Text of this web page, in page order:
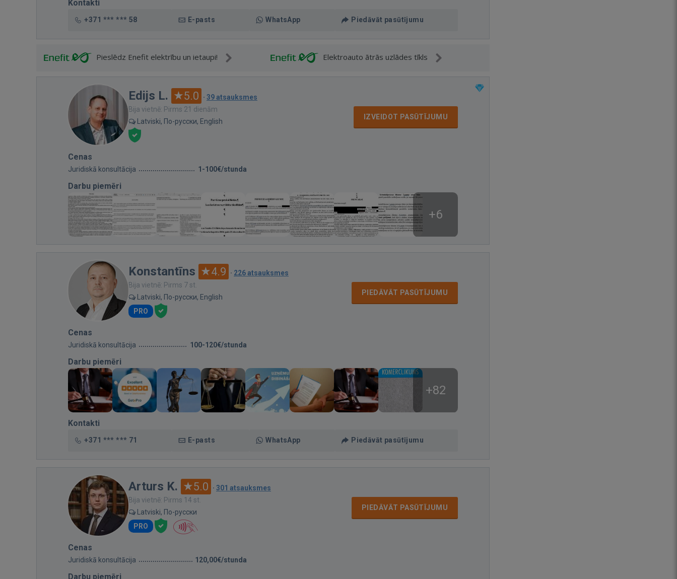
Kontakti
+371 *** *** 58 E-pasts WhatsApp Piedāvāt pasūtījumu
Pieslēdz Enefit elektrību un ietaupi! Elektroauto ātrās uzlādes tīkls
Edijs L. 5.0 · 39 atsauksmes
Bija vietnē: Pirms 21 dienām
Latviski, По-русски, English
IZVEIDOT PASŪTĪJUMU
Cenas
Juridiskā konsultācija 1-100€/stunda
Darbu piemēri
+6
Konstantīns 4.9 · 226 atsauksmes
Bija vietnē: Pirms 7 st.
Latviski, По-русски, English
PRO
PIEDĀVĀT PASŪTĪJUMU
Cenas
Juridiskā konsultācija 100-120€/stunda
Darbu piemēri
+82
Kontakti
+371 *** *** 71 E-pasts WhatsApp Piedāvāt pasūtījumu
Arturs K. 5.0 · 301 atsauksmes
Bija vietnē: Pirms 14 st.
Latviski, По-русски
PRO
PIEDĀVĀT PASŪTĪJUMU
Cenas
Juridiskā konsultācija 120,00€/stunda
Darbu piemēri